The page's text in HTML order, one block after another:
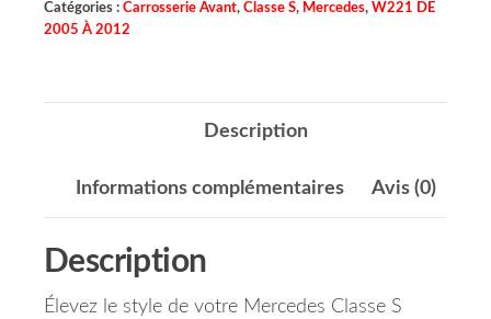
Catégories : Carrosserie Avant, Classe S, Mercedes, W221 DE
2005 À 2012
Description
Informations complémentaires Avis (0)
Description
Élevez le style de votre Mercedes Classe S